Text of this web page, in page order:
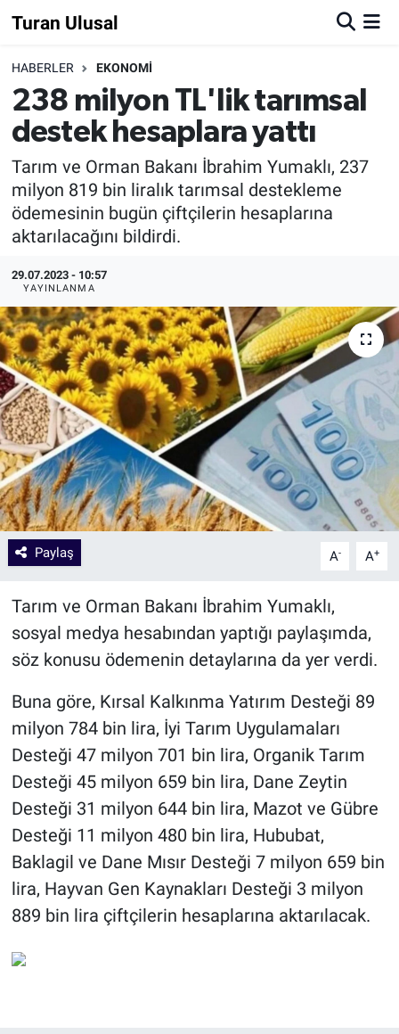
Turan Ulusal
HABERLER EKONOMİ
238 milyon TL'lik tarımsal
destek hesaplara yattı
Tarım ve Orman Bakanı İbrahim Yumaklı, 237
milyon 819 bin liralık tarımsal destekleme
ödemesinin bugün çiftçilerin hesaplarına
aktarılacağını bildirdi.
29.07.2023 - 10:57
YAYINLANMA
Paylaş A- A+
Tarım ve Orman Bakanı İbrahim Yumaklı,
sosyal medya hesabından yaptığı paylaşımda,
söz konusu ödemenin detaylarına da yer verdi.
Buna göre, Kırsal Kalkınma Yatırım Desteği 89
milyon 784 bin lira, İyi Tarım Uygulamaları
Desteği 47 milyon 701 bin lira, Organik Tarım
Desteği 45 milyon 659 bin lira, Dane Zeytin
Desteği 31 milyon 644 bin lira, Mazot ve Gübre
Desteği 11 milyon 480 bin lira, Hububat,
Baklagil ve Dane Mısır Desteği 7 milyon 659 bin
lira, Hayvan Gen Kaynakları Desteği 3 milyon
889 bin lira çiftçilerin hesaplarına aktarılacak.